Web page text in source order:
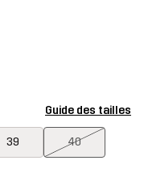
Guide des tailles
39 40